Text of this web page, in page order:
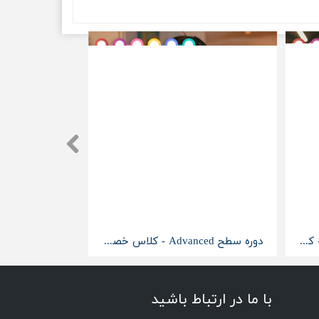
دوره سطح Advanced - کلاس خصوصی آنلاین دوره سطح Upper-Intermediate - کلاس خصوصی آنلاین
با ما در ارتباط باشید